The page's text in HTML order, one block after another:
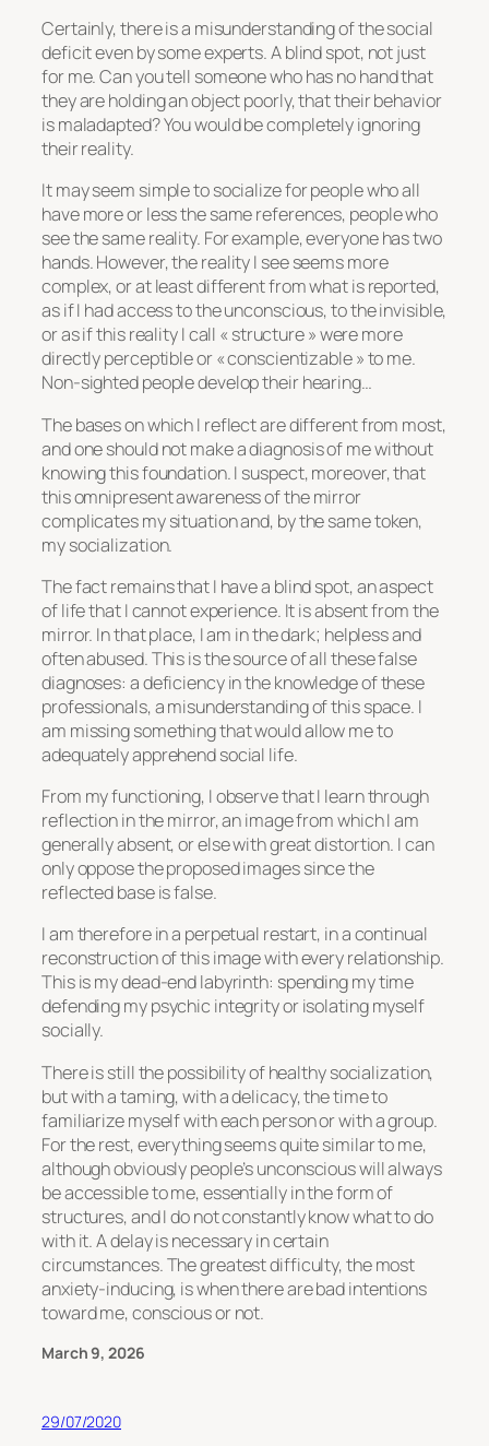
Certainly, there is a misunderstanding of the social
deficit even by some experts. A blind spot, not just
for me. Can you tell someone who has no hand that
they are holding an object poorly, that their behavior
is maladapted? You would be completely ignoring
their reality.
It may seem simple to socialize for people who all
have more or less the same references, people who
see the same reality. For example, everyone has two
hands. However, the reality I see seems more
complex, or at least different from what is reported,
as if I had access to the unconscious, to the invisible,
or as if this reality I call « structure » were more
directly perceptible or « conscientizable » to me.
Non-sighted people develop their hearing…
The bases on which I reflect are different from most,
and one should not make a diagnosis of me without
knowing this foundation. I suspect, moreover, that
this omnipresent awareness of the mirror
complicates my situation and, by the same token,
my socialization.
The fact remains that I have a blind spot, an aspect
of life that I cannot experience. It is absent from the
mirror. In that place, I am in the dark; helpless and
often abused. This is the source of all these false
diagnoses: a deficiency in the knowledge of these
professionals, a misunderstanding of this space. I
am missing something that would allow me to
adequately apprehend social life.
From my functioning, I observe that I learn through
reflection in the mirror, an image from which I am
generally absent, or else with great distortion. I can
only oppose the proposed images since the
reflected base is false.
I am therefore in a perpetual restart, in a continual
reconstruction of this image with every relationship.
This is my dead-end labyrinth: spending my time
defending my psychic integrity or isolating myself
socially.
There is still the possibility of healthy socialization,
but with a taming, with a delicacy, the time to
familiarize myself with each person or with a group.
For the rest, everything seems quite similar to me,
although obviously people’s unconscious will always
be accessible to me, essentially in the form of
structures, and I do not constantly know what to do
with it. A delay is necessary in certain
circumstances. The greatest difficulty, the most
anxiety-inducing, is when there are bad intentions
toward me, conscious or not.
March 9, 2026
29/07/2020